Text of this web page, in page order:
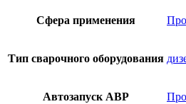
Сфера применения
Тип сварочного оборудования
Автозапуск АВР